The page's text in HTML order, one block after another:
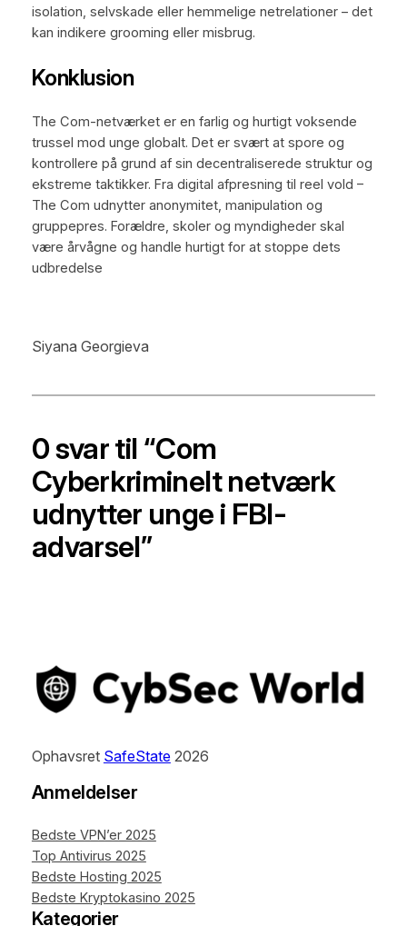
isolation, selvskade eller hemmelige netrelationer – det
kan indikere grooming eller misbrug.
Konklusion
The Com-netværket er en farlig og hurtigt voksende
trussel mod unge globalt. Det er svært at spore og
kontrollere på grund af sin decentraliserede struktur og
ekstreme taktikker. Fra digital afpresning til reel vold –
The Com udnytter anonymitet, manipulation og
gruppepres. Forældre, skoler og myndigheder skal
være årvågne og handle hurtigt for at stoppe dets
udbredelse
Siyana Georgieva
0 svar til “Com
Cyberkriminelt netværk
udnytter unge i FBI-
advarsel”
Ophavsret SafeState2026
Anmeldelser
Bedste VPN’er 2025
Top Antivirus 2025
Bedste Hosting 2025
Bedste Kryptokasino 2025
Kategorier